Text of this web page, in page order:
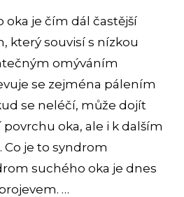
je čím dál častější
který souvisí s nízkou
omýváním
se zejména pálením
se neléčí, může dojít
oka, ale i k dalším
je to syndrom
suchého oka je dnes
…